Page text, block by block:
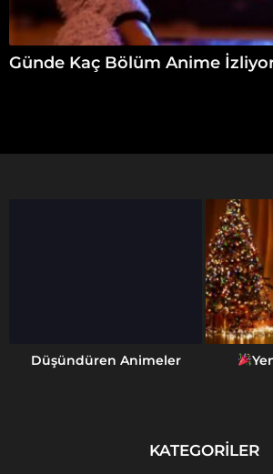
Günde Kaç Bölüm Anime
Düşündüren Animeler
KATEGORILER